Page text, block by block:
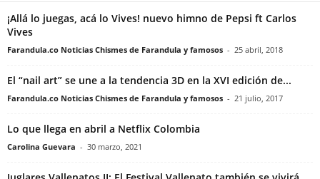
¡Allá lo juegas, acá lo Vives! nuevo himno de Pepsi ft Carlos
Vives
Farandula.co Noticias Chismes de Farandula y famosos - 25 abril, 2018
El “nail art” se une a la tendencia 3D en la XVI edición de...
Farandula.co Noticias Chismes de Farandula y famosos - 21 julio, 2017
Lo que llega en abril a Netflix Colombia
Carolina Guevara - 30 marzo, 2021